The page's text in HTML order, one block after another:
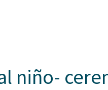
niño-